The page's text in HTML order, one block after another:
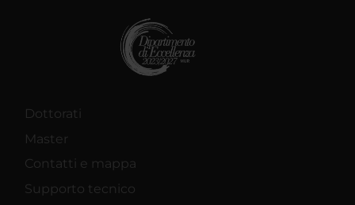
Dottorati
Master
Contatti e mappa
Supporto tecnico